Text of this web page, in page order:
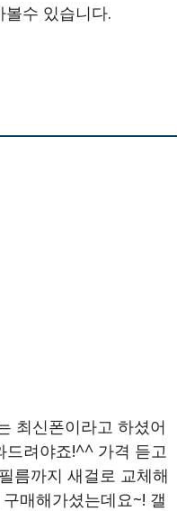
수 있습니다.
최신폰이라고 하셨어
려야죠!^^ 가격 듣고
름까지 새걸로 교체해
매해가셨는데요~! 갤